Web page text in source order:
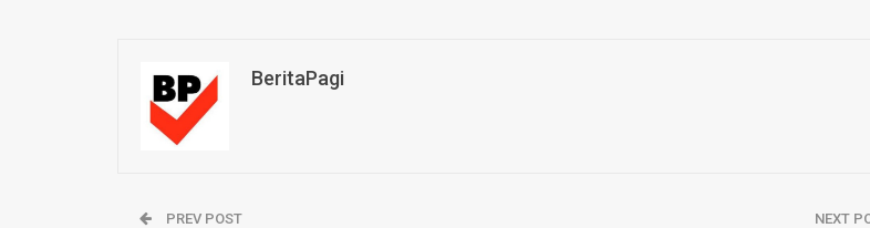
BeritaPagi
PREV POST NEXT